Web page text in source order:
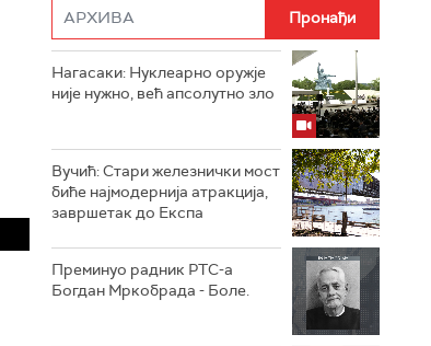
Нагасаки: Нуклеарно оружје
није нужно, већ апсолутно зло
Вучић: Стари железнички мост
биће најмодернија атракција,
завршетак до Експа
Преминуо радник РТС-а
Богдан Мркобрада - Боле.